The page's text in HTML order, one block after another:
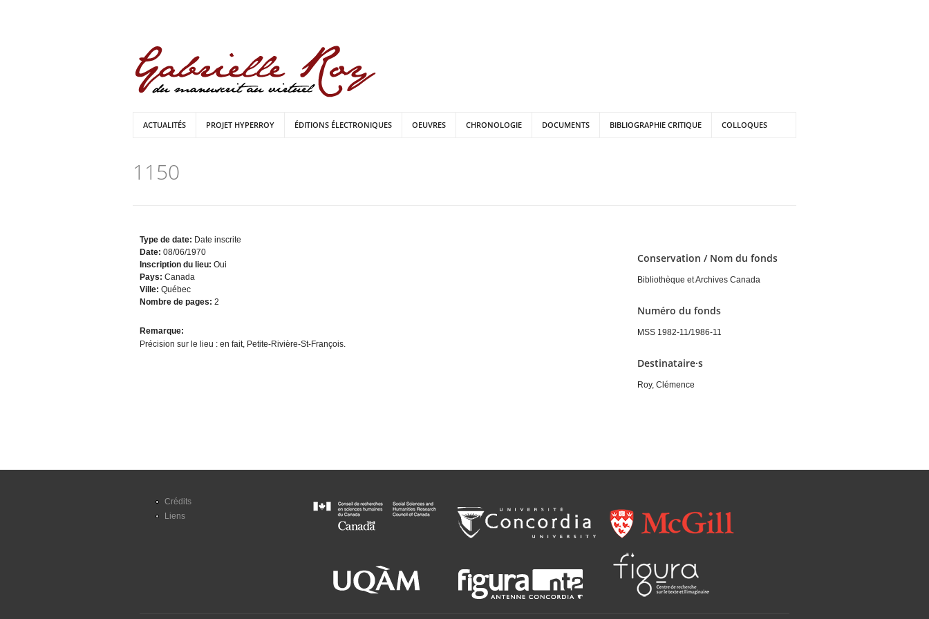
ACTUALITÉS PROJET HYPERROY ÉDITIONS ÉLECTRONIQUES OEUVRES CHRONOLOGIE DOCUMENTS BIBLIOGRAPHIE CRITIQUE COLLOQUES
1150
Type de date: Date inscrite
Date: 08/06/1970
Inscription du lieu: Oui
Pays: Canada
Ville: Québec
Nombre de pages: 2
Remarque:
Précision sur le lieu : en fait, Petite-Rivière-St-François.
Conservation / Nom du fonds
Bibliothèque et Archives Canada
Numéro du fonds
MSS 1982-11/1986-11
Destinataire·s
Roy, Clémence
Crédits
Liens